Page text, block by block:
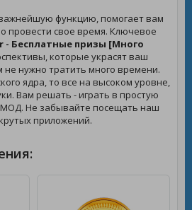
функцию, помогает вам
провести свое время. Ключевое
- Бесплатные призы [Много
которые украсят ваш
не нужно тратить много времени.
ядра, то все на высоком уровне,
Вам решать - играть в простую
МОД. Не забывайте посещать наш
приложений.